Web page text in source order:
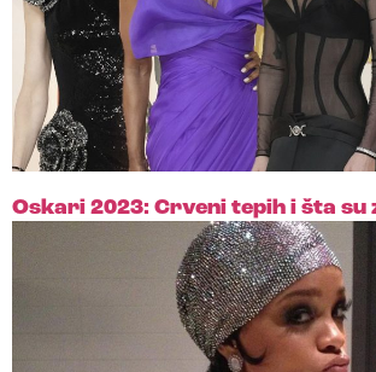
Oskari 2023: Crveni tepih i šta su